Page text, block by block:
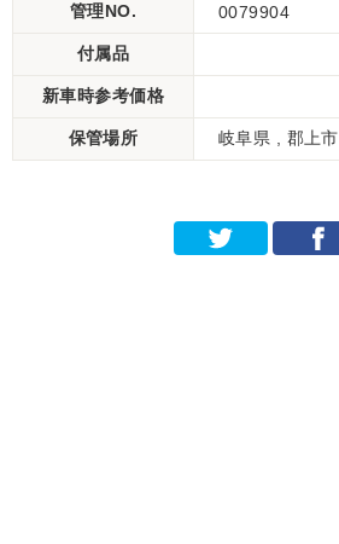
管理NO. 0079904
付属品
新車時参考価格
保管場所 岐阜県 , 郡上市